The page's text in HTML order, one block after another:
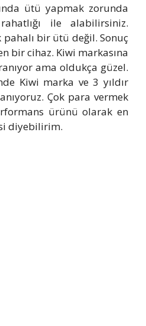
ütü yapmak zorunda
ile alabilirsiniz.
pahalı bir ütü değil. Sonuç
bir cihaz. Kiwi markasına
ama oldukça güzel.
Kiwi marka ve 3 yıldır
Çok para vermek
ürünü olarak en
diyebilirim.